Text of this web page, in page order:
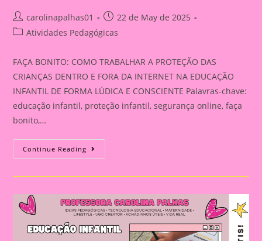
Post
author:
carolinapalhas01
Post
published:
22 de May de 2025
PostAtividades Pedagógicas
FAÇA BONITO: COMO TRABALHAR A PROTEÇÃO DAS
CRIANÇAS DENTRO E FORA DA INTERNET NA EDUCAÇÃO
INFANTIL DE FORMA LÚDICA E CONSCIENTE Palavras-chave:
educação infantil, proteção infantil, segurança online, faça
bonito,…
Continue Reading FAÇA
BONITO:
TRABALHAR
DAS
CRIANÇAS
DENTRO
E
FORA